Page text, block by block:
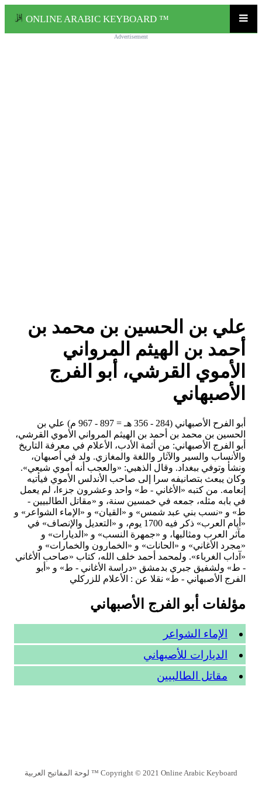
ONLINE ARABIC KEYBOARD ™
Advertisement
علي بن الحسين بن محمد بن
أحمد بن الهيثم المرواني
الأموي القرشي، أبو الفرج
الأصبهاني
أبو الفرح الأصبهاني (284 - 356 هـ = 897 - 967 م) علي بن
الحسين بن محمد بن أحمد بن الهيثم المرواني الأموي القرشي،
أبو الفرج الأصبهاني: من أئمة الأدب، الأعلام في معرفة التاريخ
والأنساب والسير والآثار واللغة والمغازي. ولد في أصبهان،
ونشأ وتوفي ببغداد. وقال الذهبي: «والعجب أنه أموي شيعي».
وكان يبعث بتصانيفه سرا إلى صاحب الأندلس الأموي فيأتيه
إنعامه. من كتبه «الأغاني - ط» واحد وعشرون جزءا، لم يعمل
في بابه مثله، جمعه في خمسين سنة، و «مقاتل الطالبيين -
ط» و «نسب بني عبد شمس» و «القيان» و «الإماء الشواعر» و
«أيام العرب» ذكر فيه 1700 يوم، و «التعديل والإنصاف» في
مآثر العرب ومثالبها، و «جمهرة النسب» و «الديارات» و
«مجرد الأغاني» و «الحانات» و «الخمارون والخمارات» و
«آداب الغرباء». ولمحمد أحمد خلف الله، كتاب «صاحب الأغاني
- ط» ولشفيق جبري بدمشق «دراسة الأغاني - ط» و «أبو
الفرج الأصبهاني - ط» نقلا عن : الأعلام للزركلي
مؤلفات أبو الفرج الأصبهاني
الإماء الشواعر
الديارات للأصبهاني
مقاتل الطالبيين
Copyright © 2021 Online Arabic Keyboard ™ لوحة المفاتيح العربية